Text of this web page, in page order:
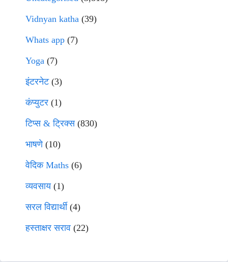
Vidnyan katha (39)
Whats app (7)
Yoga (7)
इंटरनेट(3)
कंप्युटर (1)
टिप्स & ट्रिक्स(830)
भाषणे(10)
वेदिक Maths (6)
व्यवसाय(1)
सरल विद्यार्थी(4)
हस्ताक्षर सराव (22)